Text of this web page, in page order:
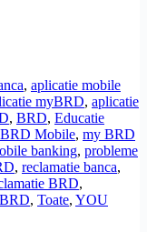
, aplicatie mobile
myBRD, aplicatie
, BRD, Educatie
Mobile, my BRD
banking, probleme
, reclamatie banca,
BRD,
, Toate, YOU